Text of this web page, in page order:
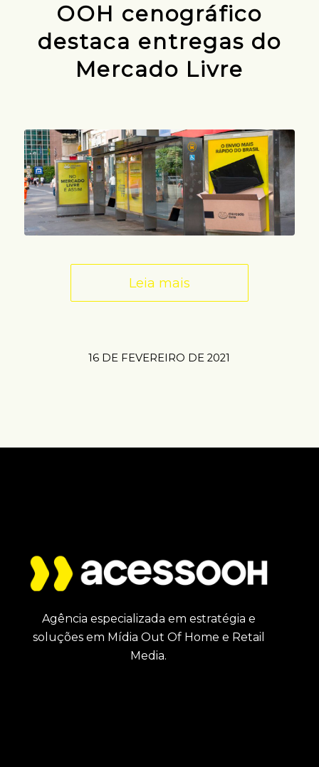
OOH cenográfico
destaca entregas do
Mercado Livre
Leia mais
16 DE FEVEREIRO DE 2021
Agência especializada em estratégia e
soluções em Mídia Out Of Home e Retail
Media.